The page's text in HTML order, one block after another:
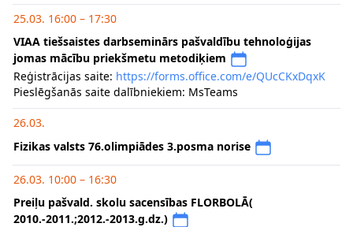
25.03. 16:00 – 17:30
VIAA tiešsaistes darbseminārs pašvaldību tehnoloģijas
jomas mācību priekšmetu metodiķiem
Reģistrācijas saite: https://forms.office.com/e/QUcCKxDqxK
Pieslēgšanās saite dalībniekiem: MsTeams
26.03.
Fizikas valsts 76.olimpiādes 3.posma norise
26.03. 10:00 – 16:30
Preiļu pašvald. skolu sacensības FLORBOLĀ(
2010.-2011.;2012.-2013.g.dz.)